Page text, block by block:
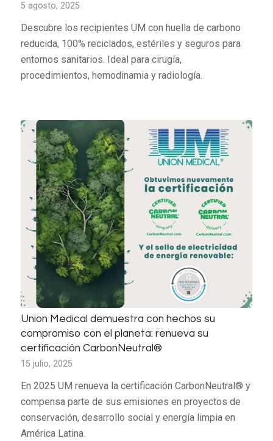
5 agosto, 2025
Descubre los recipientes UM con huella de carbono
reducida, 100% reciclados, estériles y seguros para
entornos sanitarios. Ideal para cirugía,
procedimientos, hemodinamia y radiología.
Union Medical demuestra con hechos su
compromiso con el planeta: renueva su
certificación CarbonNeutral®
15 julio, 2025
En 2025 UM renueva la certificación CarbonNeutral® y
compensa parte de sus emisiones en proyectos de
conservación, desarrollo social y energía limpia en
América Latina.